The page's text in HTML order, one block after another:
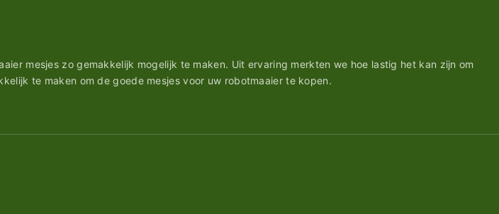
mesjes zo gemakkelijk mogelijk te maken. Uit ervaring merkten we hoe lastig het kan zijn om
te maken om de goede mesjes voor uw robotmaaier te kopen.